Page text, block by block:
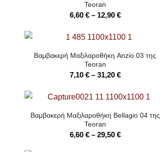
Teoran
6,60 € – 12,90 €Price
6,60 €
Βαμβακερή Μαξιλαροθήκη Anzio 03 της
Teoran
7,10 € – 31,20 €Price
7,10 €
31,20 €
Βαμβακερή Μαξιλαροθήκη Bellagio 04 της
Teoran
6,60 € – 29,50 €Price